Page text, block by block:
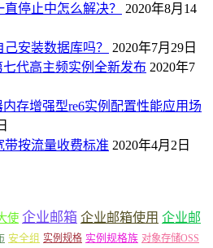
停止中怎么解决？
2020年8月14
安装数据库吗？
2020年7月29日
七代高主频实例全新发布 2020年7
内存增强型re6实例配置性能应用场
带按流量收费标准 2020年4月2日
使 企业邮箱 企业邮箱使用 企业邮
安全组 实例规格 实例规格族 对象存储OSS